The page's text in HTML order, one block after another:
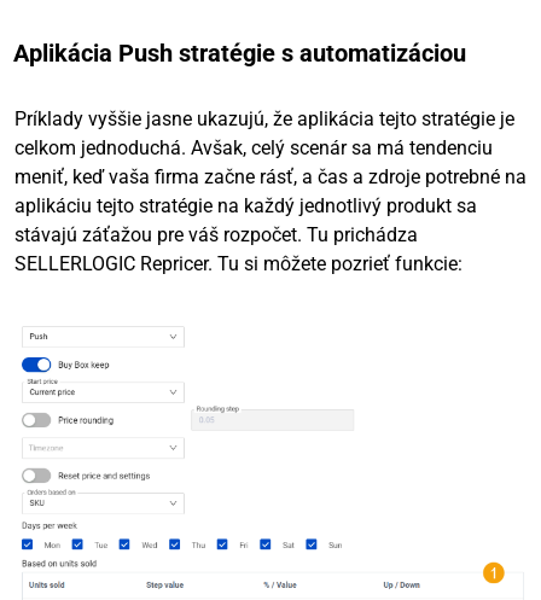
Aplikácia Push stratégie s automatizáciou
Príklady vyššie jasne ukazujú, že aplikácia tejto stratégie je
celkom jednoduchá. Avšak, celý scenár sa má tendenciu
meniť, keď vaša firma začne rásť, a čas a zdroje potrebné na
aplikáciu tejto stratégie na každý jednotlivý produkt sa
stávajú záťažou pre váš rozpočet. Tu prichádza
SELLERLOGIC Repricer. Tu si môžete pozrieť funkcie: